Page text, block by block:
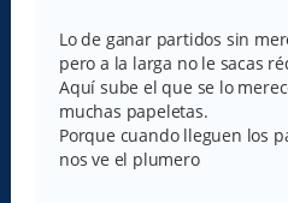
s
a
j
e
Lo de ganar partidos sin
pero a la larga no le sacas
Aquí sube el que se lo
muchas papeletas.
Porque cuando lleguen los
nos ve el plumero